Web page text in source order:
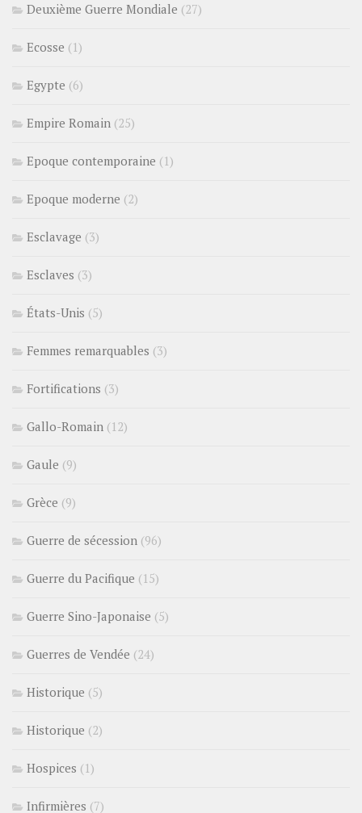
Deuxième Guerre Mondiale (27)
Ecosse (1)
Egypte (6)
Empire Romain (25)
Epoque contemporaine (1)
Epoque moderne (2)
Esclavage (3)
Esclaves (3)
États-Unis (5)
Femmes remarquables (3)
Fortifications (3)
Gallo-Romain (12)
Gaule (9)
Grèce (9)
Guerre de sécession (96)
Guerre du Pacifique (15)
Guerre Sino-Japonaise (5)
Guerres de Vendée (24)
Historique (5)
Historique (2)
Hospices (1)
Infirmières (7)